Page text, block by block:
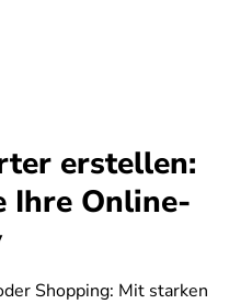
erstellen:
Ihre Online-
Shopping: Mit starken